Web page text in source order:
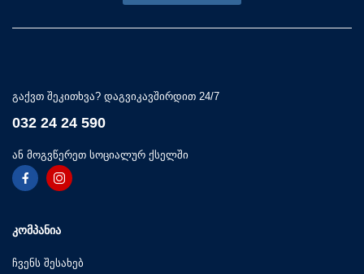
გაქვთ შეკითხვა? დაგვიკავშირდით 24/7
032 24 24 590
ან მოგვწერეთ სოციალურ ქსელში
ᲙᲝᲛᲞᲐᲜᲘᲐ
ჩვენს შესახებ